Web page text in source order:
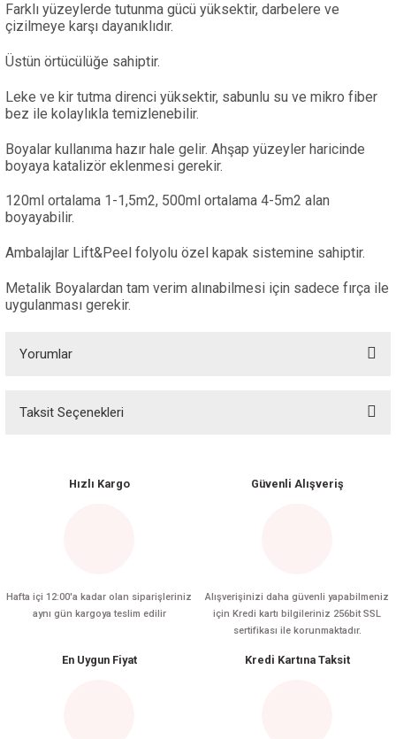
Farklı yüzeylerde tutunma gücü yüksektir, darbelere ve
çizilmeye karşı dayanıklıdır.
Üstün örtücülüğe sahiptir.
Leke ve kir tutma direnci yüksektir, sabunlu su ve mikro fiber
bez ile kolaylıkla temizlenebilir.
Boyalar kullanıma hazır hale gelir. Ahşap yüzeyler haricinde
boyaya katalizör eklenmesi gerekir.
120ml ortalama 1-1,5m2, 500ml ortalama 4-5m2 alan
boyayabilir.
Ambalajlar Lift&Peel folyolu özel kapak sistemine sahiptir.
Metalik Boyalardan tam verim alınabilmesi için sadece fırça ile
uygulanması gerekir.
Yorumlar
Taksit Seçenekleri
Hızlı Kargo
Hafta içi 12:00'a kadar olan siparişleriniz
aynı gün kargoya teslim edilir
Güvenli Alışveriş
Alışverişinizi daha güvenli yapabilmeniz
için Kredi kartı bilgileriniz 256bit SSL
sertifikası ile korunmaktadır.
En Uygun Fiyat Kredi Kartına Taksit